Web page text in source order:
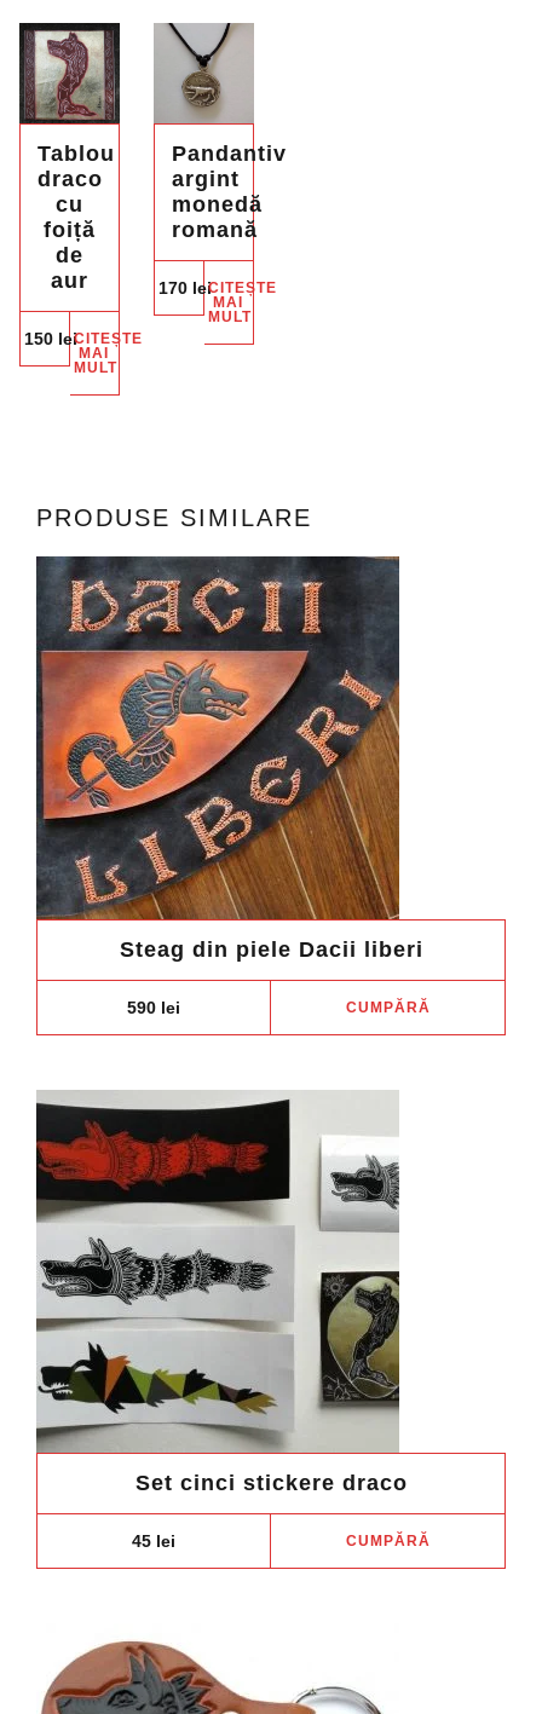
Tablou
draco
cu
foiță
de
aur
150 leiCITEȘTE
MAI
MULT
Pandantiv
argint
monedă
romană
170 leiCITEȘTE
MAI
MULT
PRODUSE SIMILARE
Steag din piele Dacii liberi
590 lei CUMPĂRĂ
Set cinci stickere draco
45 lei CUMPĂRĂ